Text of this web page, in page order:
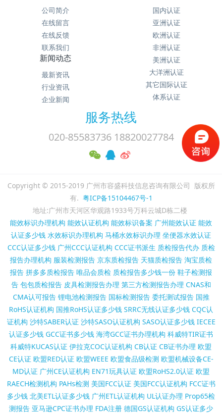
公司简介
在线留言
在线反馈
联系我们
国内认证
亚洲认证
欧洲认证
非洲认证
美洲认证
大洋洲认证
其它国际认证
体系认证
新闻动态
最新资讯
行业资讯
企业新闻
服务热线
020-85583736 18820027784
Copyright © 2015-2019 广州市容盛科技信息咨询有限公司 版权所
有. 粤ICP备15104467号-1
地址:广州市天河区华观路1933号万科云城D栋二楼
能效标识办理机构 能效认证机构 能效标识备案 广州能效认证 能效
认证多少钱 水效标识办理机构 马桶水效标识办理 坐便器水效认证
CCC认证多少钱 广州CCC认证机构 CCC证书派生 质检报告代办 质检
报告办理机构 服装检测报告 京东质检报告 天猫质检报告 淘宝质检
报告 拼多多质检报告 唯品会质检 质检报告多少钱一份 鞋子检测报
告 包包质检报告 皮具检测报告办理 第三方检测报告办理 CNAS和
CMA认可报告 锂电池检测报告 国标检测报告 委托测试报告 国推
RoHS认证机构 国推RoHS认证多少钱 SRRC无线认证多少钱 CQC认
证机构 沙特SABER认证 沙特SASO认证机构 SASO认证多少钱 IECEE
认证多少钱 GCC证书多少钱 海湾GCC证书办理机构 科威特TIR证书
科威特KUCAS认证 伊拉克COC认证机构 CB认证 CB证书办理 欧盟
CE认证 欧盟RED认证 欧盟WEEE 欧盟食品级检测 欧盟机械设备CE-
MD认证 广州CE认证机构 EN71玩具认证 欧盟RoHS2.0认证 欧盟
RAECH检测机构 PAHs检测 美国FCC认证 美国FCC认证机构 FCC证书
多少钱 北美ETL认证多少钱 广州ETL认证机构 UL认证办理 Prop65检
测报告 亚马逊CPC证书办理 FDA注册 德国GS认证机构 GS认证多少